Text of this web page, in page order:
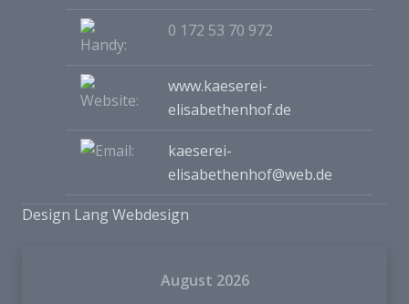
0 172 53 70 972
www.kaeserei-
elisabethenhof.de
kaeserei-
elisabethenhof@web.de
Design Lang Webdesign
August 2026